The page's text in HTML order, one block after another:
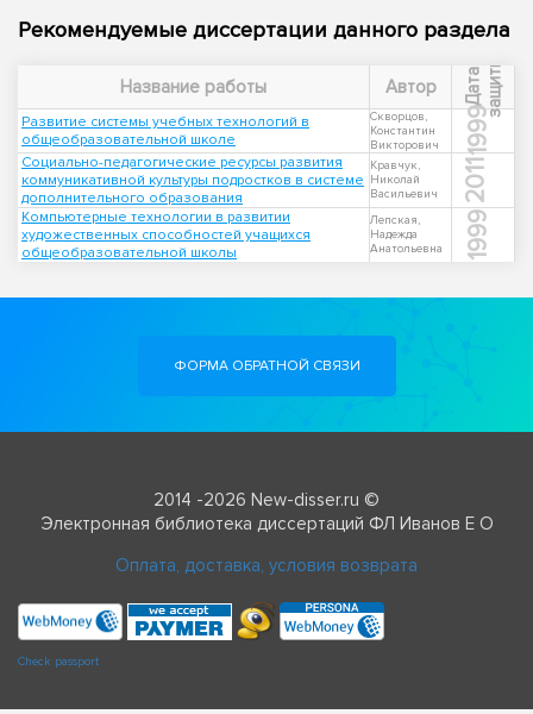
Рекомендуемые диссертации данного раздела
Название работы Автор Д
а
т
а
з
а
щ
и
т ы
Развитие системы учебных технологий в
общеобразовательной школе
Скворцов,
Константин
Викторович
1999
Социально-педагогические ресурсы развития
коммуникативной культуры подростков в системе
дополнительного образования
Кравчук,
Николай
Васильевич
2011
Компьютерные технологии в развитии
художественных способностей учащихся
общеобразовательной школы
Лепская,
Надежда
Анатольевна
1999
ФОРМА ОБРАТНОЙ СВЯЗИ
2014 -2026 New-disser.ru ©
Электронная библиотека диссертаций ФЛ Иванов Е О
Оплата, доставка, условия возврата
Check passport